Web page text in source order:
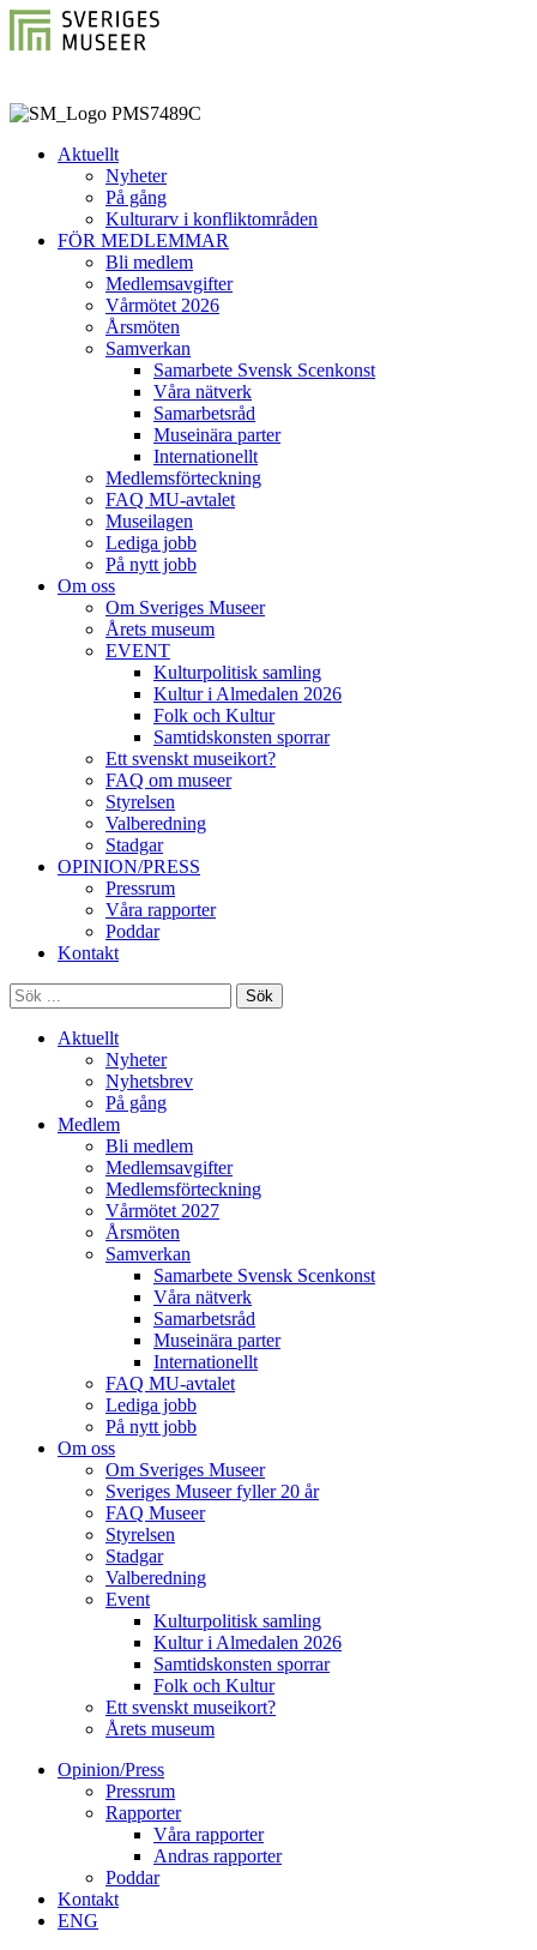
Aktuellt
Nyheter
På gång
Kulturarv i konfliktområden
FÖR MEDLEMMAR
Bli medlem
Medlemsavgifter
Vårmötet 2026
Årsmöten
Samverkan
Samarbete Svensk Scenkonst
Våra nätverk
Samarbetsråd
Museinära parter
Internationellt
Medlemsförteckning
FAQ MU-avtalet
Museilagen
Lediga jobb
På nytt jobb
Om oss
Om Sveriges Museer
Årets museum
EVENT
Kulturpolitisk samling
Kultur i Almedalen 2026
Folk och Kultur
Samtidskonsten sporrar
Ett svenskt museikort?
FAQ om museer
Styrelsen
Valberedning
Stadgar
OPINION/PRESS
Pressrum
Våra rapporter
Poddar
Kontakt
Sök
Aktuellt
Nyheter
Nyhetsbrev
På gång
Medlem
Bli medlem
Medlemsavgifter
Medlemsförteckning
Vårmötet 2027
Årsmöten
Samverkan
Samarbete Svensk Scenkonst
Våra nätverk
Samarbetsråd
Museinära parter
Internationellt
FAQ MU-avtalet
Lediga jobb
På nytt jobb
Om oss
Om Sveriges Museer
Sveriges Museer fyller 20 år
FAQ Museer
Styrelsen
Stadgar
Valberedning
Event
Kulturpolitisk samling
Kultur i Almedalen 2026
Samtidskonsten sporrar
Folk och Kultur
Ett svenskt museikort?
Årets museum
Opinion/Press
Pressrum
Rapporter
Våra rapporter
Andras rapporter
Poddar
Kontakt
ENG